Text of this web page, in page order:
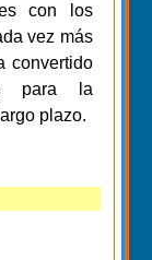
con los
vez más
convertido
para la
plazo.